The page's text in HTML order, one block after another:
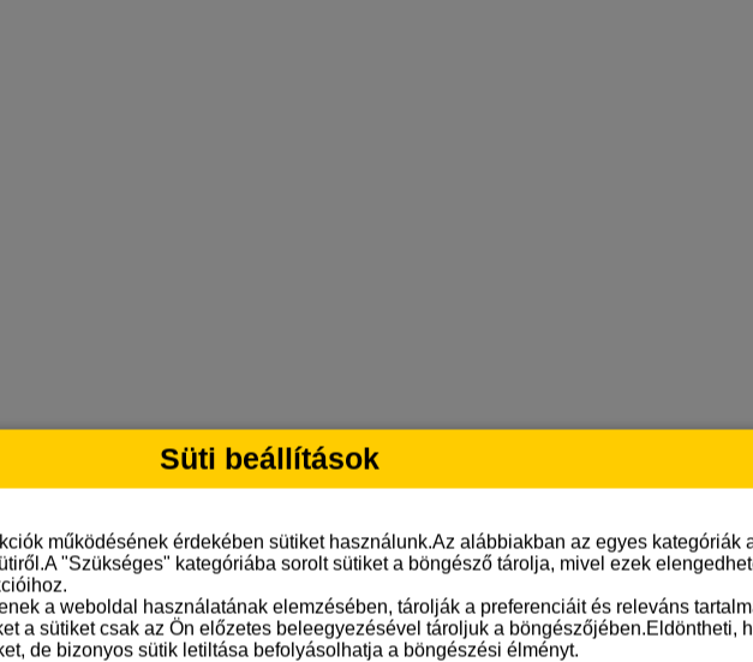
Süti beállítások
működésének érdekében sütiket használunk.Az alábbiakban az egyes kategóriák
"Szükséges" kategóriába sorolt sütiket a böngésző tárolja, mivel ezek
a weboldal használatának elemzésében, tárolják a preferenciáit és releváns
a sütiket csak az Ön előzetes beleegyezésével tároljuk a böngészőjében.Eldöntheti,
de bizonyos sütik letiltása befolyásolhatja a böngészési élményt.